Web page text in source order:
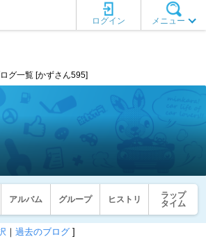
メニュー
ログイン
グ一覧 [かずさん595]
アルバム グループ ヒストリ
ラップ
タイム
｜ 過去のブログ ]